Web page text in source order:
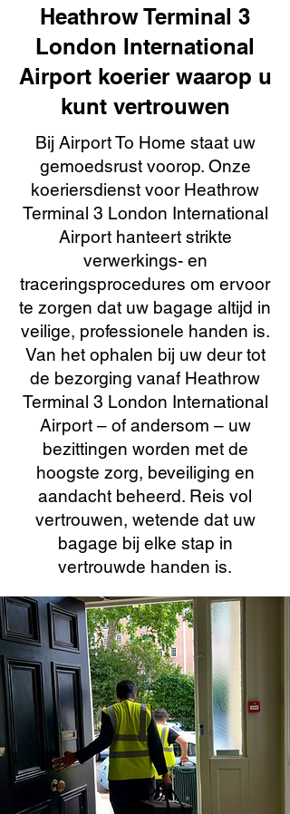
Heathrow Terminal 3
London International
Airport koerier waarop u
kunt vertrouwen
Bij Airport To Home staat uw
gemoedsrust voorop. Onze
koeriersdienst voor Heathrow
Terminal 3 London International
Airport hanteert strikte
verwerkings- en
traceringsprocedures om ervoor
te zorgen dat uw bagage altijd in
veilige, professionele handen is.
Van het ophalen bij uw deur tot
de bezorging vanaf Heathrow
Terminal 3 London International
Airport – of andersom – uw
bezittingen worden met de
hoogste zorg, beveiliging en
aandacht beheerd. Reis vol
vertrouwen, wetende dat uw
bagage bij elke stap in
vertrouwde handen is.